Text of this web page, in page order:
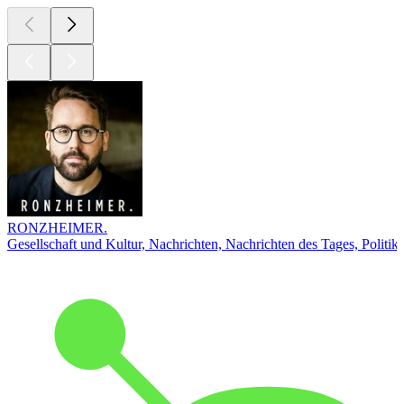
RONZHEIMER.
Gesellschaft und Kultur, Nachrichten, Nachrichten des Tages, Politik